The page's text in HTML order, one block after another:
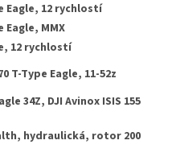
Eagle, 12 rychlostí
Eagle, MMX
12 rychlostí
T-Type Eagle, 11-52z
34Z, DJI Avinox ISIS 155
hydraulická, rotor 200